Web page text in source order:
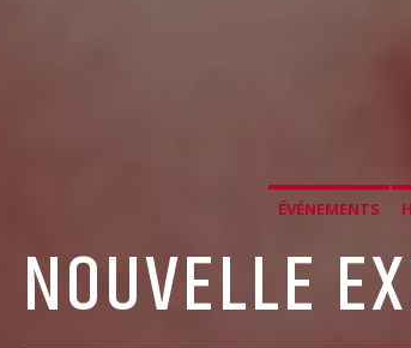
ÉVÉNEMENTS
NOUVELLE